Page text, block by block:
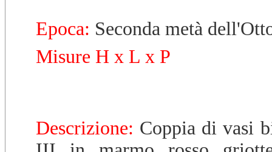
Epoca: Seconda metà
Misure H x L x P
Descrizione: Coppia di vasi